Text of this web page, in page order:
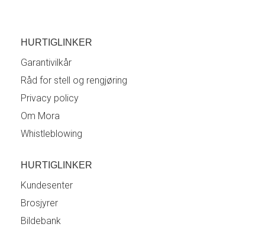
HURTIGLINKER
Garantivilkår
Råd for stell og rengjøring
Privacy policy
Om Mora
Whistleblowing
HURTIGLINKER
Kundesenter
Brosjyrer
Bildebank